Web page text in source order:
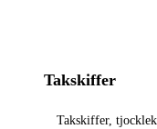
Takskiffer
Takskiffer, tjocklek